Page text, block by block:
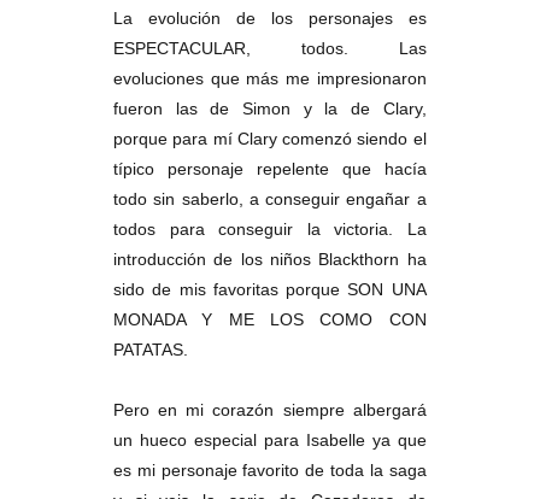
La evolución de los personajes es
ESPECTACULAR, todos. Las
evoluciones que más me impresionaron
fueron las de Simon y la de Clary,
porque para mí Clary comenzó siendo el
típico personaje repelente que hacía
todo sin saberlo, a conseguir engañar a
todos para conseguir la victoria. La
introducción de los niños Blackthorn ha
sido de mis favoritas porque SON UNA
MONADA Y ME LOS COMO CON
PATATAS.
Pero en mi corazón siempre albergará
un hueco especial para Isabelle ya que
es mi personaje favorito de toda la saga